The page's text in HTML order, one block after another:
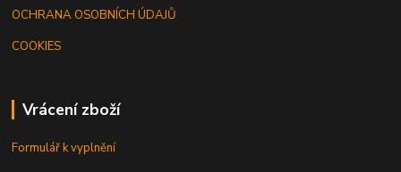
OCHRANA OSOBNÍCH ÚDAJŮ
COOKIES
Vrácení zboží
Formulář k vyplnění